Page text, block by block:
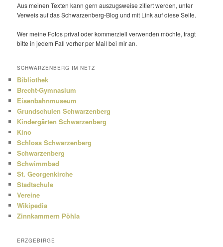
Aus meinen Texten kann gern auszugs­weise zitiert werden, unter
Verweis auf das Schwarzenberg-Blog und mit Link auf diese Seite.
Wer meine Fotos privat oder kommer­ziell verwenden möchte, fragt
bitte in jedem Fall vorher per Mail bei mir an.
SCHWARZENBERG IM NETZ
Bibliothek
Brecht-Gymnasium
Eisenbahnmuseum
Grundschulen Schwarzenberg
Kindergärten Schwarzenberg
Kino
Schloss Schwarzenberg
Schwarzenberg
Schwimmbad
St. Georgenkirche
Stadtschule
Vereine
Wikipedia
Zinnkammern Pöhla
ERZGEBIRGE